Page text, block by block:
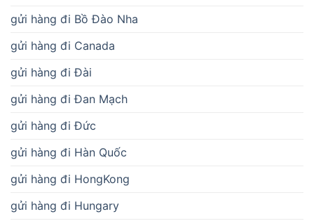
gửi hàng đi Bồ Đào Nha
gửi hàng đi Canada
gửi hàng đi Đài
gửi hàng đi Đan Mạch
gửi hàng đi Đức
gửi hàng đi Hàn Quốc
gửi hàng đi HongKong
gửi hàng đi Hungary